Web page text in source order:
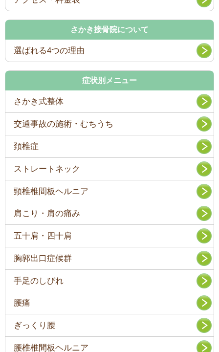
さかき接骨院について
選ばれる4つの理由
症状別メニュー
さかき式整体
交通事故の施術・むちうち
頚椎症
ストレートネック
頸椎椎間板ヘルニア
肩こり・肩の痛み
五十肩・四十肩
胸郭出口症候群
手足のしびれ
腰痛
ぎっくり腰
腰椎椎間板ヘルニア